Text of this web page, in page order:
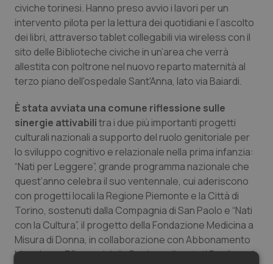
civiche torinesi. Hanno preso avvio i lavori per un
intervento pilota per la lettura dei quotidiani e l’ascolto
dei libri, attraverso tablet collegabili via wireless con il
sito delle Biblioteche civiche in un’area che verrà
allestita con poltrone nel nuovo reparto maternità al
terzo piano dell'ospedale Sant'Anna, lato via Baiardi.
È stata avviata una comune riflessione sulle
sinergie attivabilitra i due più importanti progetti
culturali nazionali a supporto del ruolo genitoriale per
lo sviluppo cognitivo e relazionale nella prima infanzia:
“Nati per Leggere”, grande programma nazionale che
quest’anno celebra il suo ventennale, cui aderiscono
con progetti locali la Regione Piemonte e la Città di
Torino, sostenuti dalla Compagnia di San Paolo e “Nati
con la Cultura”, il progetto della Fondazione Medicina a
Misura di Donna, in collaborazione con Abbonamento
Musei, con 36 musei della Regione diventati Family and